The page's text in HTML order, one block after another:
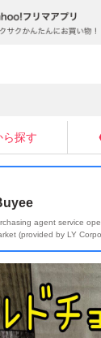
ら探す
agent service
(provided by LY